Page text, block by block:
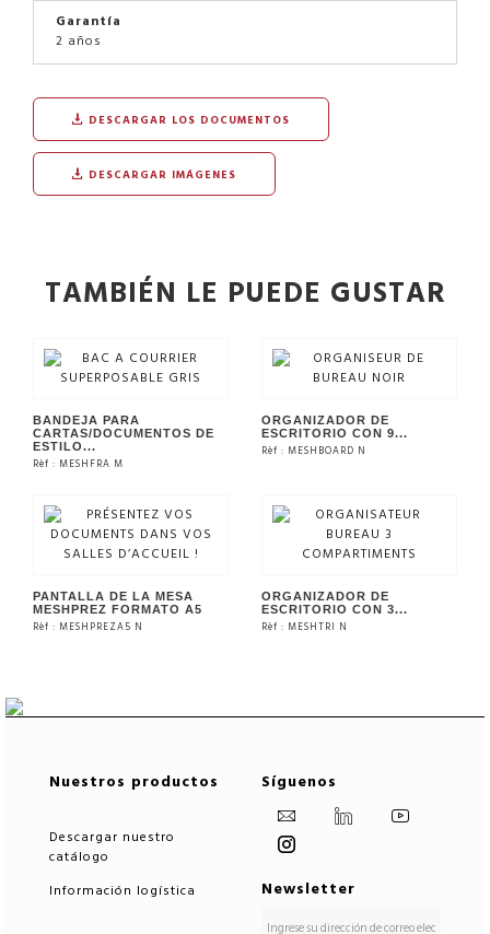
Garantía
2 años
DESCARGAR LOS DOCUMENTOS
DESCARGAR IMÁGENES
TAMBIÉN LE PUEDE GUSTAR
VER EL PRODUCTO
BANDEJA PARA
CARTAS/DOCUMENTOS DE
ESTILO...
Rèf : MESHFRA M
VER EL PRODUCTO
ORGANIZADOR DE
ESCRITORIO CON 9...
Rèf : MESHBOARD N
PANTALLA DE LA MESA
MESHPREZ FORMATO A5
Rèf : MESHPREZA5 N
ORGANIZADOR DE
ESCRITORIO CON 3...
Rèf : MESHTRI N
Nuestros productos
Descargar nuestro
catálogo
Información logística
Síguenos
Newsletter